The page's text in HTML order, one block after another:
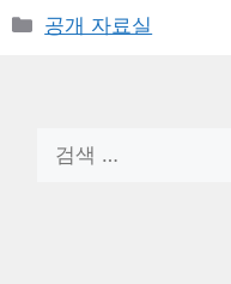
카
공개 자료실
색: